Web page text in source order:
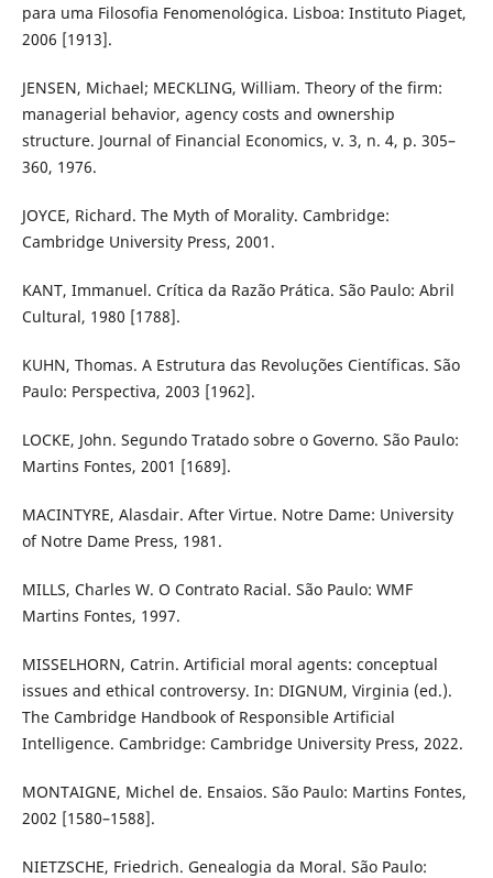
para uma Filosofia Fenomenológica. Lisboa: Instituto Piaget,
2006 [1913].
JENSEN, Michael; MECKLING, William. Theory of the firm:
managerial behavior, agency costs and ownership
structure. Journal of Financial Economics, v. 3, n. 4, p. 305–
360, 1976.
JOYCE, Richard. The Myth of Morality. Cambridge:
Cambridge University Press, 2001.
KANT, Immanuel. Crítica da Razão Prática. São Paulo: Abril
Cultural, 1980 [1788].
KUHN, Thomas. A Estrutura das Revoluções Científicas. São
Paulo: Perspectiva, 2003 [1962].
LOCKE, John. Segundo Tratado sobre o Governo. São Paulo:
Martins Fontes, 2001 [1689].
MACINTYRE, Alasdair. After Virtue. Notre Dame: University
of Notre Dame Press, 1981.
MILLS, Charles W. O Contrato Racial. São Paulo: WMF
Martins Fontes, 1997.
MISSELHORN, Catrin. Artificial moral agents: conceptual
issues and ethical controversy. In: DIGNUM, Virginia (ed.).
The Cambridge Handbook of Responsible Artificial
Intelligence. Cambridge: Cambridge University Press, 2022.
MONTAIGNE, Michel de. Ensaios. São Paulo: Martins Fontes,
2002 [1580–1588].
NIETZSCHE, Friedrich. Genealogia da Moral. São Paulo: